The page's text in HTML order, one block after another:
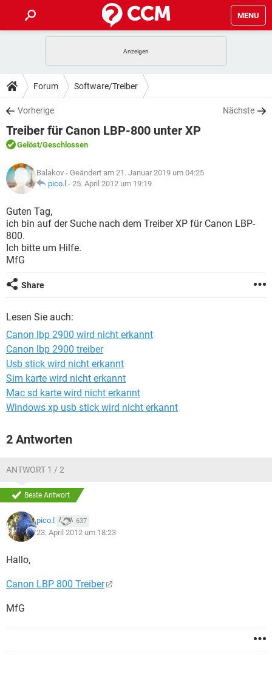
MENU
ANDROID IOS
WINDOWS 10
WHATSAPP TIKTOK
FACEBOOK
TIPPS & TRICKS
SPIELE
WINDOWS 10
WHATSAPP
FACEBOOK HARDWARE
DOWNLOADS
SPIELE STREAMING
ANDROID
WINDOWS 10 INSTAGRAM
WHATSAPP
FACEBOOK
FORUM
SPIELE
ANDROID IOS
WHATSAPP TIKTOK
FACEBOOK
LEXIKON
SPIELE
ANDROID
WINDOWS 10
WHATSAPP
Forum Software/Treiber
Vorherige Nächste
Treiber für Canon LBP-800 unter XP
Gelöst/Geschlossen
Balakov - Geändert am 21. Januar 2019 um 04:25
pico.l - 25. April 2012 um 19:19
Guten Tag,
ich bin auf der Suche nach dem Treiber XP für Canon LBP-
800.
Ich bitte um Hilfe.
MfG
Share
Lesen Sie auch:
Canon lbp 2900 wird nicht erkannt
Canon lbp 2900 treiber
Usb stick wird nicht erkannt
Sim karte wird nicht erkannt
Mac sd karte wird nicht erkannt
Windows xp usb stick wird nicht erkannt
2 Antworten
ANTWORT 1 / 2
Beste Antwort
pico.l 637
23. April 2012 um 18:23
Hallo,
Canon LBP 800 Treiber
MfG